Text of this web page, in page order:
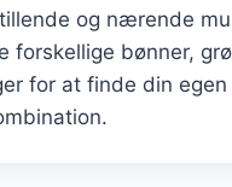
og nærende
forskellige bønner,
for at finde din egen